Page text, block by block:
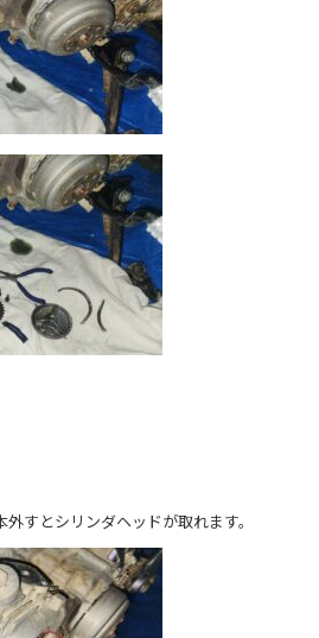
すとシリンダヘッドが取れます。